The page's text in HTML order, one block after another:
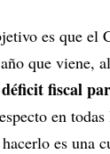
es que el
que viene,
fiscal
en
es una